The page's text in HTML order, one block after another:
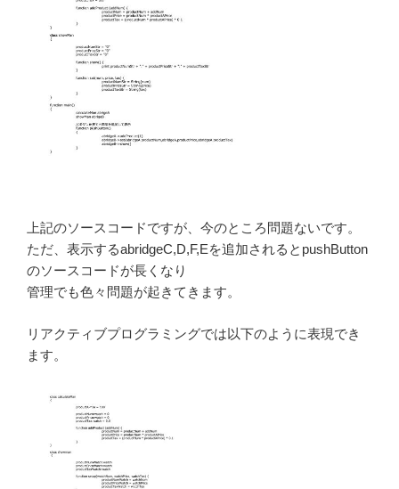
上記のソースコードですが、今のところ問題ないです。
ただ、表示するabridgeC,D,F,Eを追加されるとpushButton
のソースコードが長くなり
管理でも色々問題が起きてきます。
リアクティブプログラミングでは以下のように表現でき
ます。